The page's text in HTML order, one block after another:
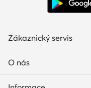
Zákaznický servis
O nás